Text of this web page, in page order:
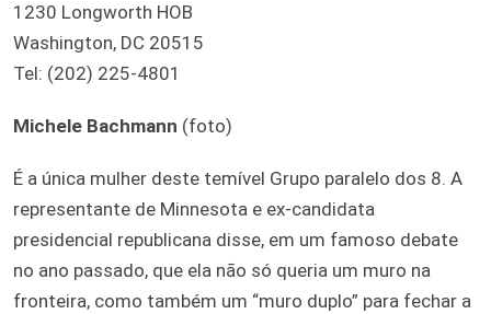
1230 Longworth HOB
Washington, DC 20515
Tel: (202) 225-4801
Michele Bachmann (foto)
É a única mulher deste temível Grupo paralelo dos 8. A
representante de Minnesota e ex-candidata
presidencial republicana disse, em um famoso debate
no ano passado, que ela não só queria um muro na
fronteira, como também um “muro duplo” para fechar a